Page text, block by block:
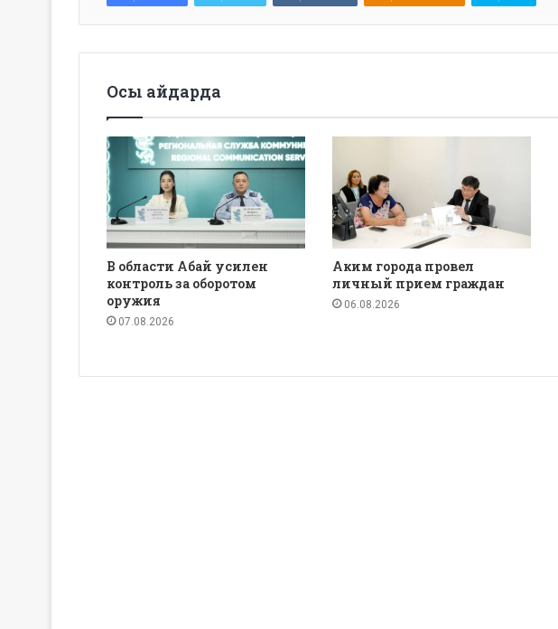
Осы айдарда
В области Абай усилен
контроль за оборотом
оружия
07.08.2026
Аким города провел
личный прием граждан
06.08.2026